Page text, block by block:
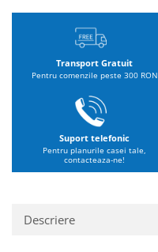
Transport Gratuit
Pentru comenzile peste 300 RON
Suport telefonic
Pentru planurile casei tale,
contacteaza-ne!
Descriere